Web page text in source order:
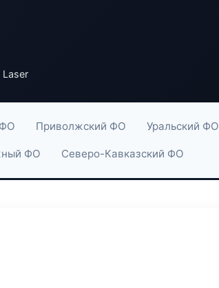
Laser
Приволжский ФО Уральский ФО
ФО Северо-Кавказский ФО